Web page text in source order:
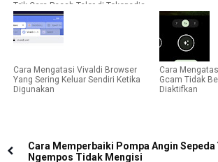
Trik Cara Pecah Telor di Tokopedia
Agar Telornya Muncul
Cara Mengatasi Vivaldi Browser
Yang Sering Keluar Sendiri Ketika
Digunakan
Cara
Gcam Tidak
Diaktifkan
Cara Memperbaiki Pompa Angin Sepeda
Ngempos Tidak Mengisi